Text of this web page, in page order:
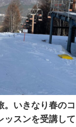
。いきなり春のコ
ッスンを受講して